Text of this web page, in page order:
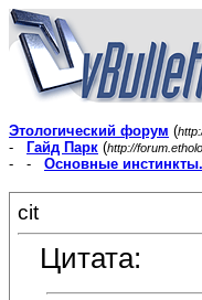
Этологический форум (
-
Гайд Парк (http://
- - Основные
cit
Цитата: